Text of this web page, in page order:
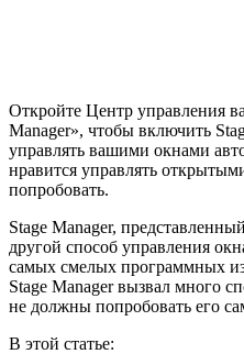
Откройте Центр управления
Manager», чтобы включить
управлять вашими окнами
нравится управлять
попробовать.
Stage Manager,
другой способ управления
самых смелых программных
Stage Manager вызвал много
не должны попробовать его
В этой статье: